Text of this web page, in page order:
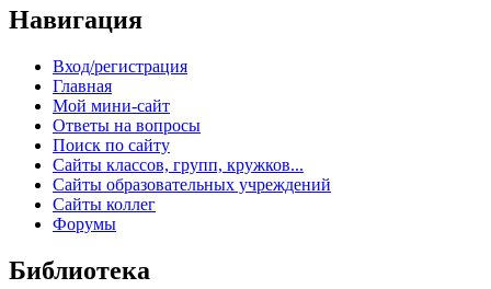
Навигация
Вход/регистрация
Главная
Мой мини-сайт
Ответы на вопросы
Поиск по сайту
Сайты классов, групп, кружков...
Сайты образовательных учреждений
Сайты коллег
Форумы
Библиотека